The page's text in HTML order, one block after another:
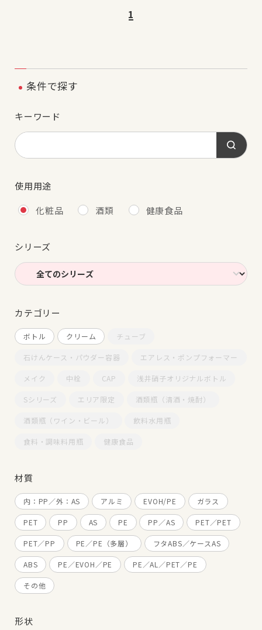
1
条件で探す
キーワード
使用用途
化粧品
酒類 健康食品
シリーズ
カテゴリー
ボトル クリーム チューブ
石けんケース・パウダー容器 エアレス・ポンプフォーマー
メイク 中栓 CAP 浅井硝子オリジナルボトル
Sシリーズ エリア限定 酒類瓶（清酒・焼酎）
酒類瓶（ワイン・ビール） 飲料水用瓶
食料・調味料用瓶 健康食品
材質
内：PP／外：AS アルミ EVOH/PE ガラス
PET PP AS PE PP／AS PET／PET
PET／PP PE／PE（多層） フタABS／ケースAS
ABS PE／EVOH／PE PE／AL／PET／PE
その他
形状